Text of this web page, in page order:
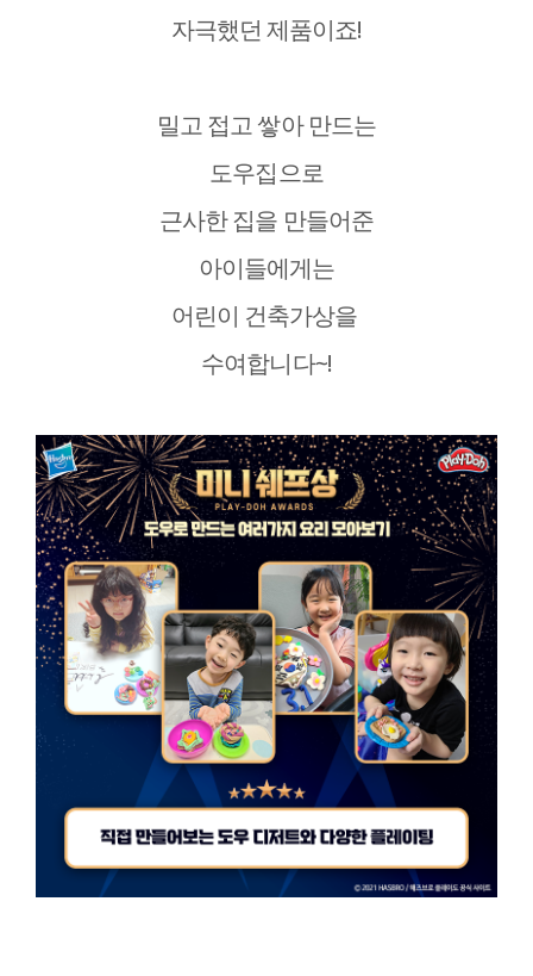
자극했던 제품이죠!
밀고 접고 쌓아 만드는
도우집으로
근사한 집을 만들어준
아이들에게는
어린이 건축가상을
수여합니다~!